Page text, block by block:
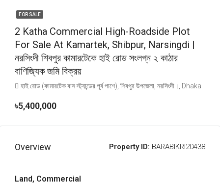
FOR SALE
2 Katha Commercial High-Roadside Plot
For Sale At Kamartek, Shibpur, Narsingdi |
নরসিংদী শিবপুর কামারটেকে হাই রোড সংলগ্ন ২ কাঠার
বাণিজ্যিক জমি বিক্রয়
হাই রোড (কামারটেক বাস স্ট্যান্ডের পূর্ব পাশে), শিবপুর উপজেলা, নরসিংদী।, Dhaka
৳5,400,000
Overview Property ID: BARABIKRI20438
Land, Commercial